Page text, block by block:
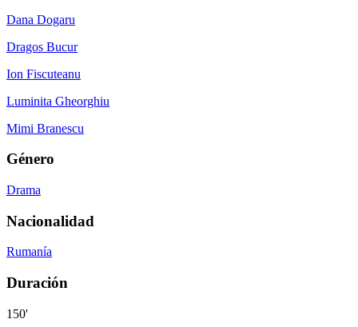
Dana Dogaru
Dragos Bucur
Ion Fiscuteanu
Luminita Gheorghiu
Mimi Branescu
Género
Drama
Nacionalidad
Rumanía
Duración
150'